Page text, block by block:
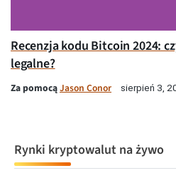
Recenzja kodu Bitcoin 2024:
legalne?
Za pomocąJason Conor sierpień 3,
Rynki kryptowalut na żywo